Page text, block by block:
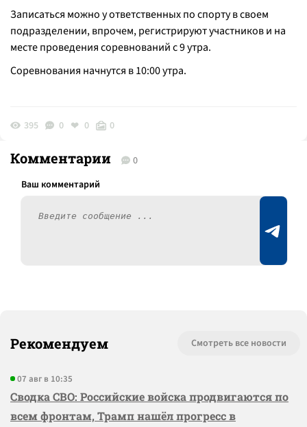
Записаться можно у ответственных по спорту в своем
подразделении, впрочем, регистрируют участников и на
месте проведения соревнований с 9 утра.
Соревнования начнутся в 10:00 утра.
395 0 0 0
Комментарии 0
Рекомендуем Смотреть все новости
07 авг в 10:35
Сводка СВО: Российские войска продвигаются по
всем фронтам, Трамп нашёл прогресс в